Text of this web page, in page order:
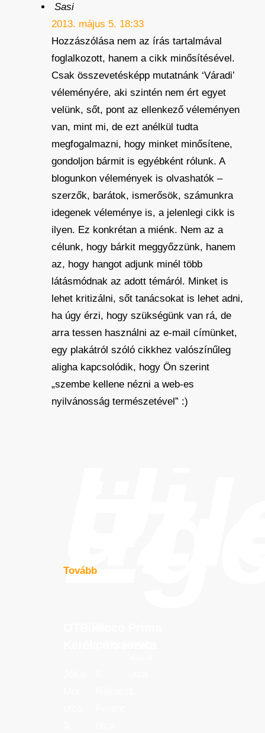
Sasi
2013. május 5. 18:33
Hozzászólása nem az írás tartalmával
foglalkozott, hanem a cikk minősítésével.
Csak összevetésképp mutatnánk ‘Váradi’
véleményére, aki szintén nem ért egyet
velünk, sőt, pont az ellenkező véleményen
van, mint mi, de ezt anélkül tudta
megfogalmazni, hogy minket minősítene,
gondoljon bármit is egyébként rólunk. A
blogunkon vélemények is olvashatók –
szerzők, barátok, ismerősök, számunkra
idegenek véleménye is, a jelenlegi cikk is
ilyen. Ez konkrétan a miénk. Nem az a
célunk, hogy bárkit meggyőzzünk, hanem
az, hogy hangot adjunk minél több
látásmódnak az adott témáról. Minket is
lehet kritizálni, sőt tanácsokat is lehet adni,
ha úgy érzi, hogy szükségünk van rá, de
arra tessen használni az e-mail címünket,
egy plakátról szóló cikkhez valószínűleg
aligha kapcsolódik, hogy Ön szerint
„szembe kellene nézni a web-es
nyilvánosság természetével” :)
Tovább